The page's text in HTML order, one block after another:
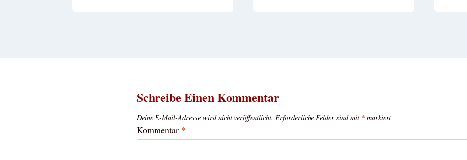
Schreibe Einen Kommentar
Deine E-Mail-Adresse wird nicht veröffentlicht. Erforderliche Felder sind mit * markiert
Kommentar *